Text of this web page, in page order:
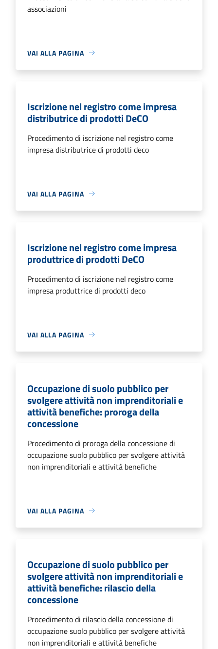
associazioni
VAI ALLA PAGINA
Iscrizione nel registro come impresa
distributrice di prodotti DeCO
Procedimento di iscrizione nel registro come
impresa distributrice di prodotti deco
VAI ALLA PAGINA
Iscrizione nel registro come impresa
produttrice di prodotti DeCO
Procedimento di iscrizione nel registro come
impresa produttrice di prodotti deco
VAI ALLA PAGINA
Occupazione di suolo pubblico per
svolgere attività non imprenditoriali e
attività benefiche: proroga della
concessione
Procedimento di proroga della concessione di
occupazione suolo pubblico per svolgere attività
non imprenditoriali e attività benefiche
VAI ALLA PAGINA
Occupazione di suolo pubblico per
svolgere attività non imprenditoriali e
attività benefiche: rilascio della
concessione
Procedimento di rilascio della concessione di
occupazione suolo pubblico per svolgere attività
non imprenditoriali e attività benefiche